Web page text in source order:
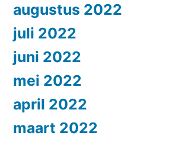
augustus 2022
juli 2022
juni 2022
mei 2022
april 2022
maart 2022